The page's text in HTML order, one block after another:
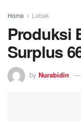
Home Lebak
Produksi
Surplus
by Nurabidin